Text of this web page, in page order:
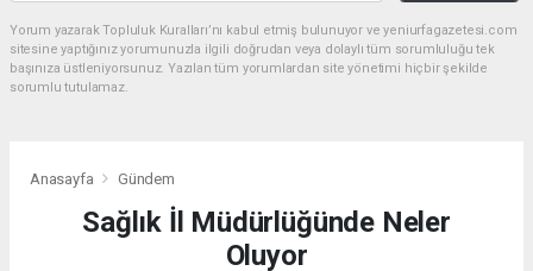
Yorum yazarak Topluluk Kuralları’nı kabul etmiş bulunuyor ve yeniurfagazetesi.com
sitesine yaptığınız yorumunuzla ilgili doğrudan veya dolaylı tüm sorumluluğu tek
başınıza üstleniyorsunuz. Yazılan tüm yorumlardan site yönetimi hiçbir şekilde
sorumlu tutulamaz.
Anasayfa Gündem
Sağlık İl Müdürlüğünde Neler
Oluyor